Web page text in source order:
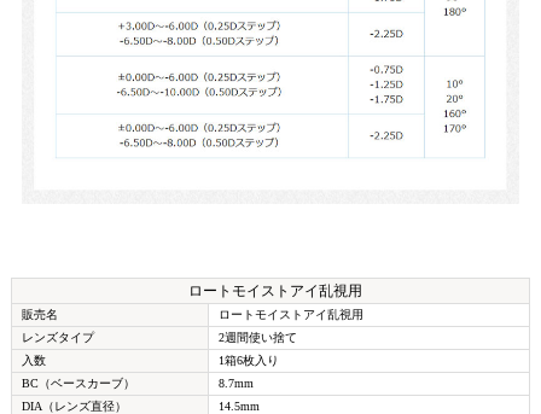
ロートモイストアイ乱視用
販売名
ロートモイストアイ乱視用
レンズタイプ
2週間使い捨て
入数
1箱6枚入り
BC（ベースカーブ）
8.7mm
DIA（レンズ直径）
14.5mm